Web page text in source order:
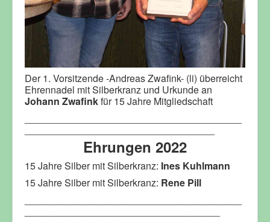
Der 1. Vorsitzende -Andreas Zwafink- (li) überreicht
Ehrennadel mit Silberkranz und Urkunde an
Johann Zwafinkfür 15 Jahre Mitgliedschaft
Ehrungen 2022
15 Jahre Silber mit Silberkranz: Ines Kuhlmann
15 Jahre Silber mit Silberkranz: Rene Pill